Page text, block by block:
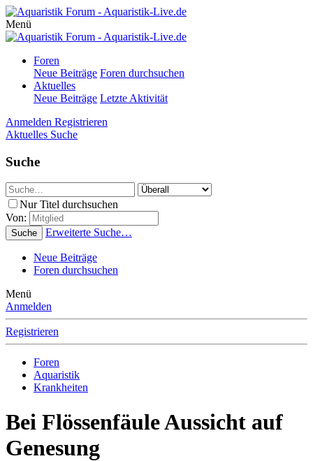
Menü
Foren
Neue Beiträge Foren durchsuchen
Aktuelles
Neue Beiträge Letzte Aktivität
Anmelden Registrieren
Aktuelles Suche
Suche
Nur Titel durchsuchen
Von:
Suche Erweiterte Suche…
Neue Beiträge
Foren durchsuchen
Menü
Anmelden
Registrieren
Foren
Aquaristik
Krankheiten
Bei Flössenfäule Aussicht auf
Genesung